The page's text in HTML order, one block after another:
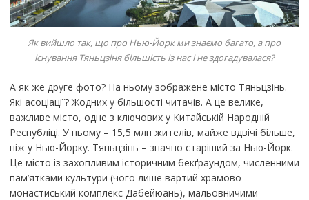
Як вийшло так, що про Нью-Йорк ми знаємо багато, а про
існування Тяньцзіня більшість із нас і не здогадувалася?
А як же друге фото? На ньому зображене місто Тяньцзінь.
Які асоціації? Жодних у більшості читачів. А це велике,
важливе місто, одне з ключових у Китайській Народній
Республіці. У ньому – 15,5 млн жителів, майже вдвічі більше,
ніж у Нью-Йорку. Тяньцзінь – значно старіший за Нью-Йорк.
Це місто із захопливим історичним бекґраундом, численними
пам’ятками культури (чого лише вартий храмово-
монастиський комплекс Дабейюань), мальовничими